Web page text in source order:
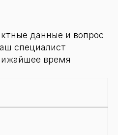
данные и вопрос
специалист
время